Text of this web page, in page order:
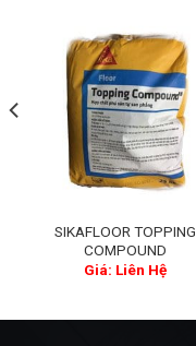
SIKAFLOOR TOPPING
COMPOUND
Giá: Liên Hệ